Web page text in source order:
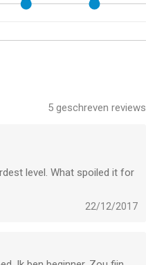
5 geschreven reviews
level. What spoiled it for
draws the card it
occupied by the AI and 2
22/12/2017